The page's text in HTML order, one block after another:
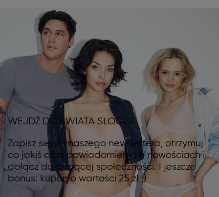
WEJDŹ DO ŚWIATA SLOGGI
Zapisz się do naszego newslettera, otrzymuj
co jakiś czas powiadomienia o nowościach i
dołącz do rosnącej społeczności. I jeszcze
bonus: kupon o wartości 25 zł ;)